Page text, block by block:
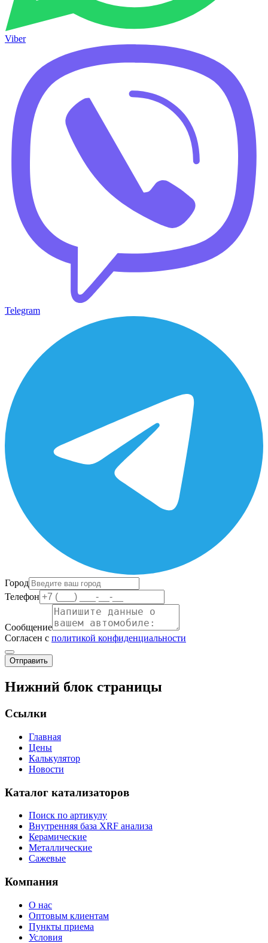
Viber
Telegram
Город
Телефон
Сообщение
Согласен с политикой конфиденциальности
Отправить
Нижний блок страницы
Ссылки
Главная
Цены
Калькулятор
Новости
Каталог катализаторов
Поиск по артикулу
Внутренняя база XRF анализа
Керамические
Металлические
Сажевые
Компания
О нас
Оптовым клиентам
Пункты приема
Условия